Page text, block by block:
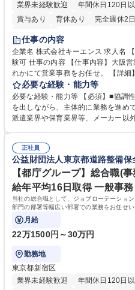
業界未経験歓迎
年間休日120日
賞与あり
育休あり 完全週休2
土日祝休み
仕事の内容
企業名 株式会社キーエンス 求人名 【大阪・京都・滋賀】営業事務 ※未経
験可 仕事の内容 【仕事内容】大阪営業所、京都営業所、滋賀営業所いず
れかにて営業事務をお任せ。 【詳
の作成・カタログ送付・来客対応・
善をお任せ。 【教育制度】ご入社後、育成担当とペアになりながらOJTに
て業務を覚えていただくことが可能
れているため、スムーズに仕事に慣
常に改善を目指す風土のため、安
募集職種 【大阪・京都・滋賀】営業
必要な経験・能力等
必要な経験・能力等 【必須】■協調
を出しながら、主体的に業務を進め
派遣業界や保育業界等、メーカー以
により、キーエンスの付加価値向
えて、お客様や社員の状況に合わせ
待され。組織を支えるスペシャリス
社員から頼られる存在になること
務の持ち帰りも禁止されており、メリ
歴・資格 学歴：大学院 大学 高専 短
正社員
公益財団法人東京都道路整備保
【都庁グループ】総合職(
給年平均16日取得 一般事務
当社の総合職として、ジョブローテーショ
部門の部署等幅広い部署での業務をお任せ
ております！ ※下記業務詳細
月給
22万1500円～30万円
勤務地
東京都新宿区
業界未経験歓迎
年間休日120日